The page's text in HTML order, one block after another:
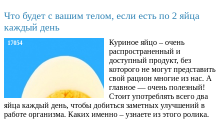
Что будет с вашим телом, если есть по 2 яйца
каждый день
17054
Куриное яйцо – очень
распространенный и
доступный продукт, без
которого не могут представить
свой рацион многие из нас. А
главное — очень полезный!
Стоит употреблять всего два
яйца каждый день, чтобы добиться заметных улучшений в
работе организма. Каких именно – узнаете из этого ролика.